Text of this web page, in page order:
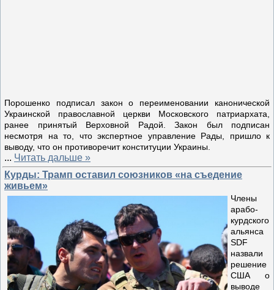
Порошенко подписал закон о переименовании канонической
Украинской православной церкви Московского патриархата,
ранее принятый Верховной Радой. Закон был подписан
несмотря на то, что экспертное управление Рады, пришло к
выводу, что он противоречит конституции Украины.
... Читать дальше »
Курды: Трамп оставил союзников «на съедение
живьем»
Члены
арабо-
курдского
альянса
SDF
назвали
решение
США о
выводе